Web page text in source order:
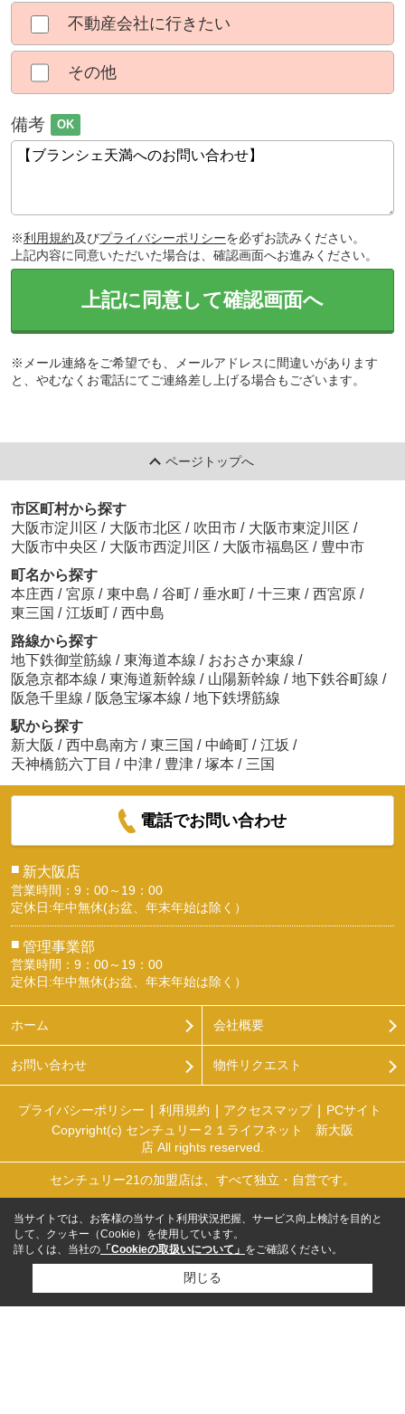
不動産会社に行きたい
その他
備考 OK
※利用規約及びプライバシーポリシーを必ずお読みください。
上記内容に同意いただいた場合は、確認画面へお進みください。
上記に同意して確認画面へ
※メール連絡をご希望でも、メールアドレスに間違いがあります
と、やむなくお電話にてご連絡差し上げる場合もございます。
ページトップへ
市区町村から探す
大阪市淀川区 / 大阪市北区 / 吹田市 / 大阪市東淀川区 /
大阪市中央区 / 大阪市西淀川区 / 大阪市福島区 / 豊中市
町名から探す
本庄西 / 宮原 / 東中島 / 谷町 / 垂水町 / 十三東 / 西宮原 /
東三国 / 江坂町 / 西中島
路線から探す
地下鉄御堂筋線 / 東海道本線 / おおさか東線 /
阪急京都本線 / 東海道新幹線 / 山陽新幹線 / 地下鉄谷町線 /
阪急千里線 / 阪急宝塚本線 / 地下鉄堺筋線
駅から探す
新大阪 / 西中島南方 / 東三国 / 中崎町 / 江坂 /
天神橋筋六丁目 / 中津 / 豊津 / 塚本 / 三国
電話でお問い合わせ
■ 新大阪店
営業時間：9：00～19：00
定休日:年中無休(お盆、年末年始は除く）
■ 管理事業部
営業時間：9：00～19：00
定休日:年中無休(お盆、年末年始は除く）
ホーム 会社概要
お問い合わせ 物件リクエスト
プライバシーポリシー 利用規約 アクセスマップ
PCサイト
Copyright(c) センチュリー２１ライフネット 新大阪
店 All rights reserved.
センチュリー21の加盟店は、すべて独立・自営です。
当サイトでは、お客様の当サイト利用状況把握、サービス向上検討を目的と
して、クッキー（Cookie）を使用しています。
詳しくは、当社の 「Cookieの取扱いについて」 をご確認ください。
閉じる